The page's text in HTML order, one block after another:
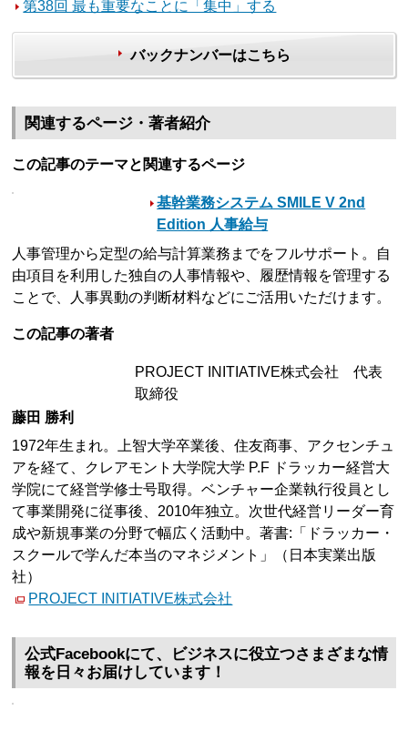
第38回 最も重要なことに「集中」する
バックナンバーはこちら
関連するページ・著者紹介
この記事のテーマと関連するページ
基幹業務システム SMILE V 2nd
Edition 人事給与
人事管理から定型の給与計算業務までをフルサポート。自
由項目を利用した独自の人事情報や、履歴情報を管理する
ことで、人事異動の判断材料などにご活用いただけます。
この記事の著者
PROJECT INITIATIVE株式会社 代表
取締役
藤田 勝利
1972年生まれ。上智大学卒業後、住友商事、アクセンチュ
アを経て、クレアモント大学院大学 P.F ドラッカー経営大
学院にて経営学修士号取得。ベンチャー企業執行役員とし
て事業開発に従事後、2010年独立。次世代経営リーダー育
成や新規事業の分野で幅広く活動中。著書:「ドラッカー・
スクールで学んだ本当のマネジメント」（日本実業出版
社）
PROJECT INITIATIVE株式会社
公式Facebookにて、ビジネスに役立つさまざまな情
報を日々お届けしています！